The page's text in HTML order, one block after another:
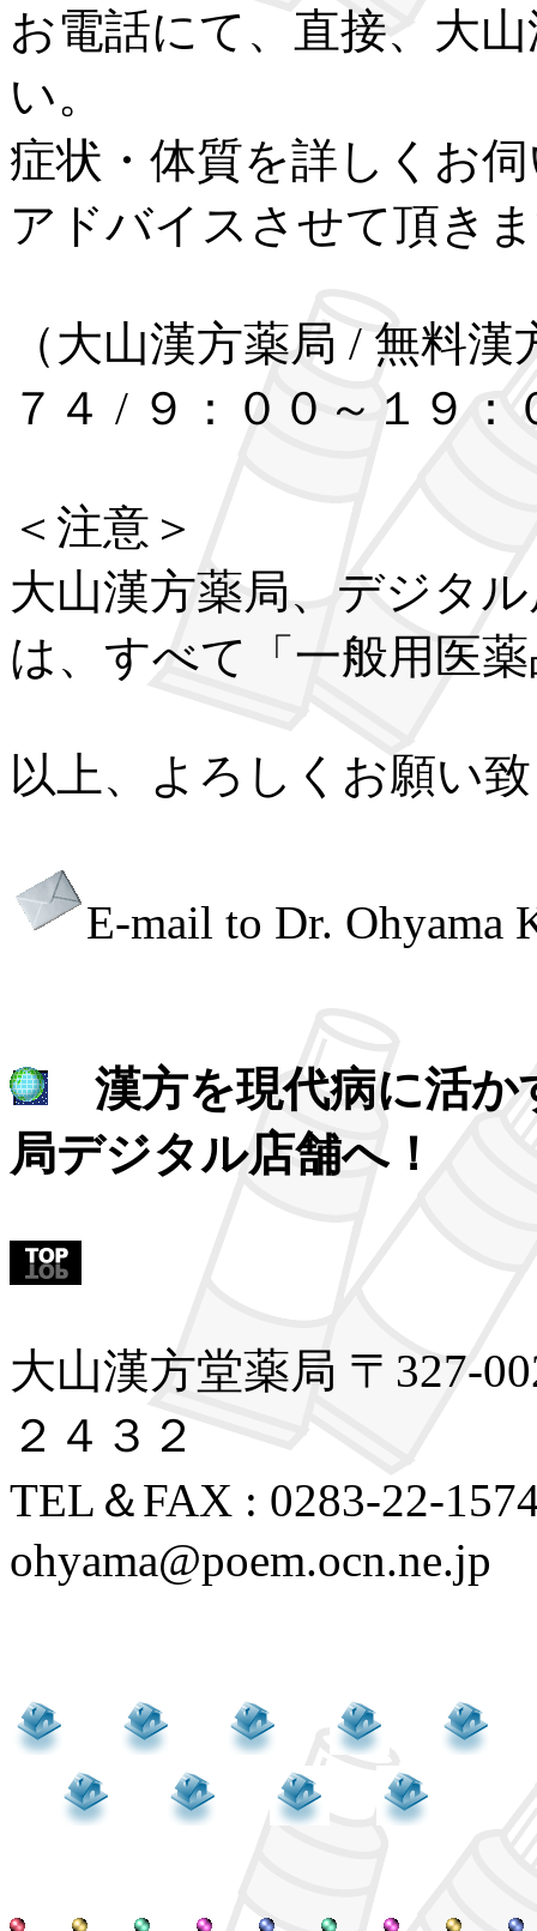
お電話にて、直接、大
い。
症状・体質を詳しくお
アドバイスさせて頂き
（大山漢方薬局 / 無料
７４ / ９：００～１９：
＜注意＞
大山漢方薬局、デジタ
は、すべて「一般用医
以上、よろしくお願い
E-mail to Dr. Ohyama
漢方を現代病に活
局デジタル店舗へ！
大山漢方堂薬局 〒327-
２４３２
TEL＆FAX : 0283-22-
ohyama@poem.ocn.ne.jp